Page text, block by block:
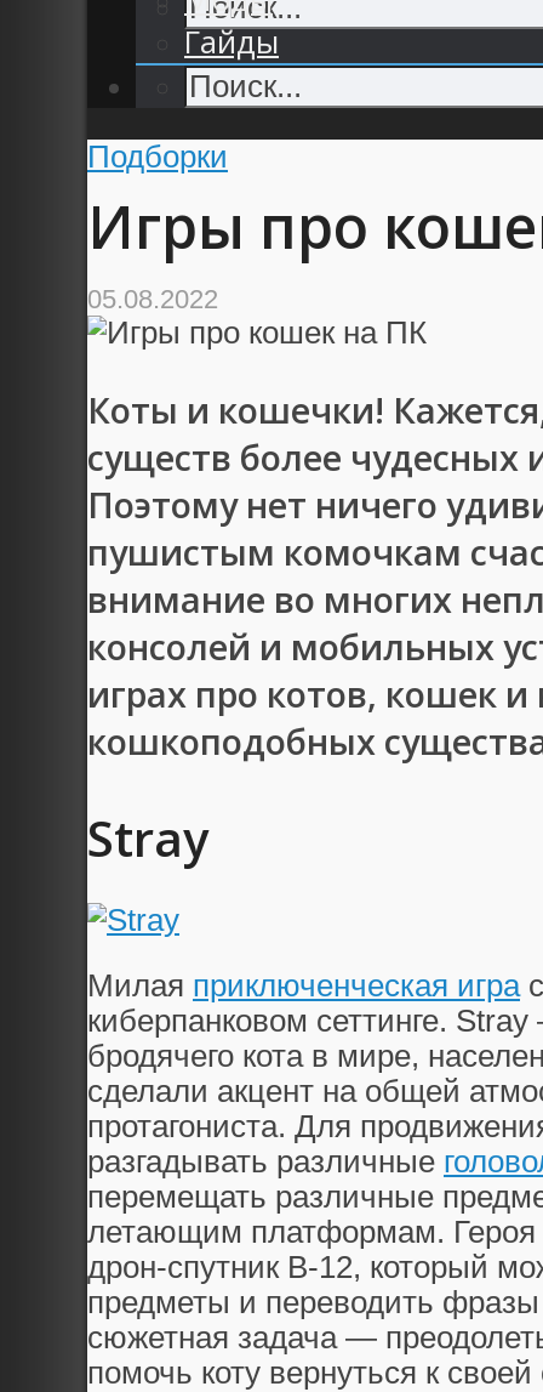
Гайды
Подборки
Игры про
05.08.2022
Коты и кошечки!
существ более
Поэтому нет ничего
пушистым комочкам
внимание во многих
консолей и мобильных
играх про котов, кошек
кошкоподобных
Stray
Милая приключенческая игра
киберпанковом сеттинге.
бродячего кота в мире,
сделали акцент на общей
протагониста. Для
разгадывать различные
перемещать различные
летающим платформам. Героя
дрон-спутник В-12, который
предметы и переводить
сюжетная задача —
помочь коту вернуться к своей